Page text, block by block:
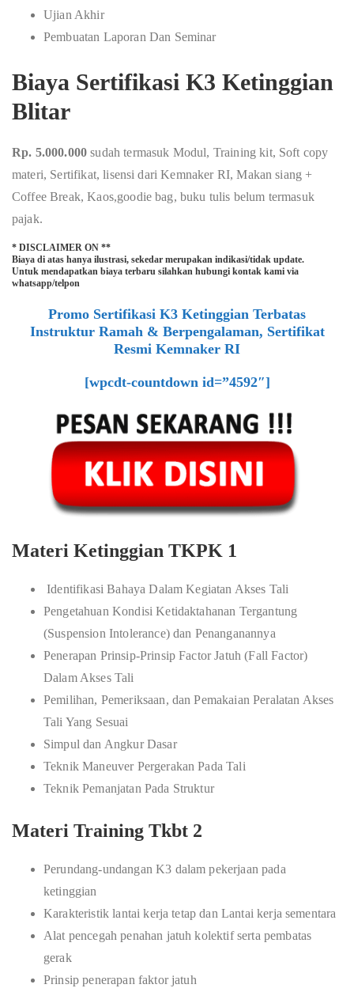
Ujian Akhir
Pembuatan Laporan Dan Seminar
Biaya Sertifikasi K3 Ketinggian
Blitar
Rp. 5.000.000sudah termasuk Modul, Training kit, Soft copy
materi, Sertifikat, lisensi dari Kemnaker RI, Makan siang +
Coffee Break, Kaos,goodie bag, buku tulis belum termasuk
pajak.
* DISCLAIMER ON **
Biaya di atas hanya ilustrasi, sekedar merupakan indikasi/tidak update.
Untuk mendapatkan biaya terbaru silahkan hubungi kontak kami via
whatsapp/telpon
Promo Sertifikasi K3 Ketinggian Terbatas
Instruktur Ramah & Berpengalaman, Sertifikat
Resmi Kemnaker RI
[wpcdt-countdown id=”4592″]
Materi Ketinggian TKPK 1
Identifikasi Bahaya Dalam Kegiatan Akses Tali
Pengetahuan Kondisi Ketidaktahanan Tergantung
(Suspension Intolerance) dan Penanganannya
Penerapan Prinsip-Prinsip Factor Jatuh (Fall Factor)
Dalam Akses Tali
Pemilihan, Pemeriksaan, dan Pemakaian Peralatan Akses
Tali Yang Sesuai
Simpul dan Angkur Dasar
Teknik Maneuver Pergerakan Pada Tali
Teknik Pemanjatan Pada Struktur
Materi Training Tkbt 2
Perundang-undangan K3 dalam pekerjaan pada
ketinggian
Karakteristik lantai kerja tetap dan Lantai kerja sementara
Alat pencegah penahan jatuh kolektif serta pembatas
gerak
Prinsip penerapan faktor jatuh